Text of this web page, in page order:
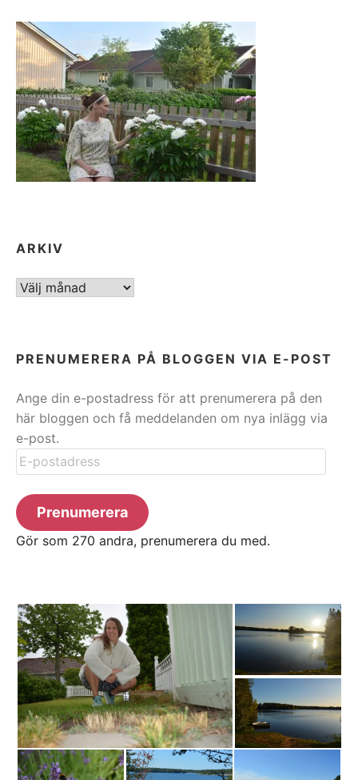
ARKIV
ARKIV
PRENUMERERA PÅ BLOGGEN VIA E-POST
Ange din e-postadress för att prenumerera på den
här bloggen och få meddelanden om nya inlägg via
e-post.
E-
postadress
Prenumerera
Gör som 270 andra, prenumerera du med.